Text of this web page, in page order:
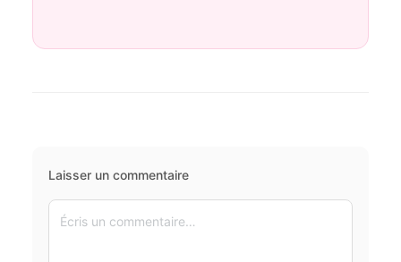
Laisser un commentaire